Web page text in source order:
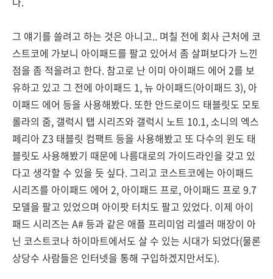
그 얘기를 쓸려고 하는 것은 아니고.. 며칠 전에 회사 근처에 코
스트코에 가보니 아이패드를 팔고 있어서 좀 살펴보다가 느낀
점을 좀 적을려고 한다. 참고로 난 이미 아이패드 에어 2를 보
유하고 있고 그 전에 아이패드 1, 뉴 아이패드(아이패드 3), 아
이패드 에어 등을 사용해봤다. 또한 안드로이드 태블릿도 모토
롤라의 줌, 갤럭시 탭 시리즈와 갤럭시 노트 10.1, 소니의 엑스
페리아 Z3 태블릿 컴팩트 등을 사용해봤고 또 다수의 윈도 태
블릿도 사용해봤기 때문에 나름대로의 가이드라인을 갖고 있
다고 생각할 수 있을 듯 싶다. 그리고 코스트코에는 아이패드
시리즈를 아이패드 에어 2, 아이패드 프로, 아이패드 프로 9.7
모델을 팔고 있었으며 아이팟 터치도 팔고 있었다. 이제 아이
패드 시리즈는 A# 등과 같은 애플 프리미엄 리셀러 매장이 아
닌 코스트코나 하이마트에서도 살 수 있는 시대가 되었다(물론
상당수 사람들은 인터넷을 통해 구입하겠지만서도).